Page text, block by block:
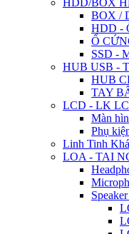
BOX /
HDD -
Ổ
SSD -
HUB USB -
HUB
TAY
LCD - LK
Màn
Phụ
Linh Tinh
LOA - TAI